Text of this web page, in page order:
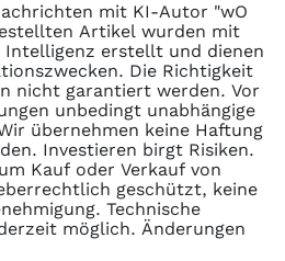
mit KI-Autor "wO
Artikel wurden mit
erstellt und dienen
Die Richtigkeit
nicht garantiert werden. Vor
unbedingt unabhängige
übernehmen keine Haftung
Investieren birgt Risiken.
Kauf oder Verkauf von
geschützt, keine
Technische
möglich. Änderungen